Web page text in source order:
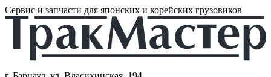
Сервис и запчасти для японских и корейских грузовиков